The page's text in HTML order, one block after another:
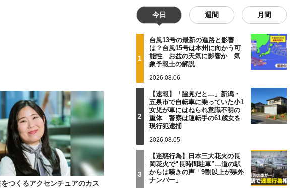
つくるアクセンチュアのカス
今日 週間 月間
1
台風13号の最新の進路と影響
は？台風15号は本州に向かう可
能性 お盆の天気に影響か 気
象予報士の解説
2026.08.06
2
【速報】「脇見だと…」新潟・
五泉市で自転車に乗っていた小1
女児が車にはねられ意識不明の
重体 警察は運転手の61歳女を
現行犯逮捕
2026.08.05
3
【迷惑行為】日本三大花火の長
岡花火で“長時間駐車”…道の駅
からは嘆きの声「9割以上が県外
ナンバー」